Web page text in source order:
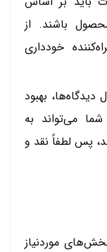
باشند. از
خودداری
دیدگاه‌ها، بهبود
می‌تواند به
پس لطفاً نقد و
موردنیاز